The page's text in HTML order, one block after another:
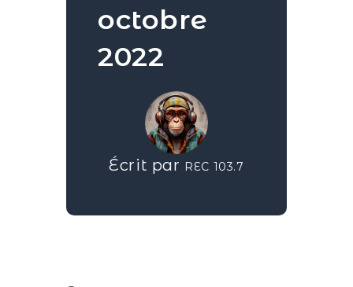
octobre
2022
Écrit par REC 103.7